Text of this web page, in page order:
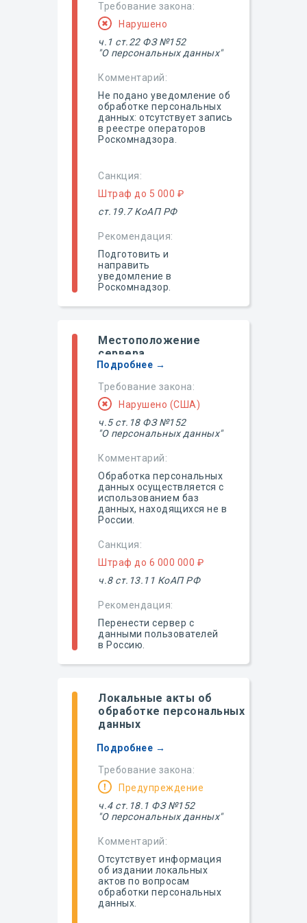
Требование закона:
Комментарий:
Санкция:
Нарушено
ч.1 ст.22 ФЗ №152
"О персональных данных"
ст.19.7 КоАП РФ
Рекомендация:
Подготовить и
направить
уведомление в
Роскомнадзор.
Штраф до 5 000 ₽
Не подано уведомление об
обработке персональных
данных: отсутствует запись
в реестре операторов
Роскомнадзора.
Местоположение
сервера
Требование закона:
Комментарий:
Санкция:
Нарушено (США)
ч.5 ст.18 ФЗ №152
"О персональных данных"
ч.8 ст.13.11 КоАП РФ
Рекомендация:
Перенести сервер с
данными пользователей
в Россию.
Штраф до 6 000 000 ₽
Подробнее →
Обработка персональных
данных осуществляется с
использованием баз
данных, находящихся не в
России.
Локальные акты об
обработке персональных
данных
Требование закона:
Комментарий:
Предупреждение
ч.4 ст.18.1 ФЗ №152
"О персональных данных"
Подробнее →
Отсутствует информация
об издании локальных
актов по вопросам
обработки персональных
данных.